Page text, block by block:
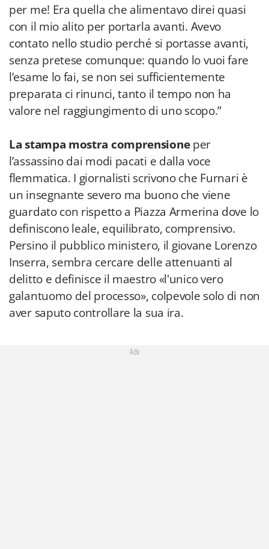
per me! Era quella che alimentavo direi quasi
con il mio alito per portarla avanti. Avevo
contato nello studio perché si portasse avanti,
senza pretese comunque: quando lo vuoi fare
l’esame lo fai, se non sei sufficientemente
preparata ci rinunci, tanto il tempo non ha
valore nel raggiungimento di uno scopo.”
La stampa mostra comprensioneper
l’assassino dai modi pacati e dalla voce
flemmatica. I giornalisti scrivono che Furnari è
un insegnante severo ma buono che viene
guardato con rispetto a Piazza Armerina dove lo
definiscono leale, equilibrato, comprensivo.
Persino il pubblico ministero, il giovane Lorenzo
Inserra, sembra cercare delle attenuanti al
delitto e definisce il maestro «l'unico vero
galantuomo del processo», colpevole solo di non
aver saputo controllare la sua ira.
Adv